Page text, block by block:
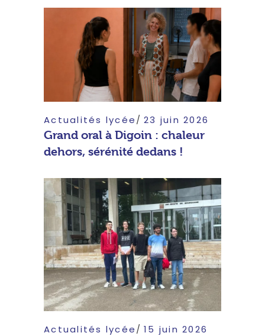
Actualités lycée 23 juin 2026
Grand oral à Digoin : chaleur
dehors, sérénité dedans !
Actualités lycée 15 juin 2026